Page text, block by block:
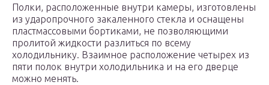
Полки, расположенные внутри камеры, изготовлены
из ударопрочного закаленного стекла и оснащены
пластмассовыми бортиками, не позволяющими
пролитой жидкости разлиться по всему
холодильнику. Взаимное расположение четырех из
пяти полок внутри холодильника и на его дверце
можно менять.